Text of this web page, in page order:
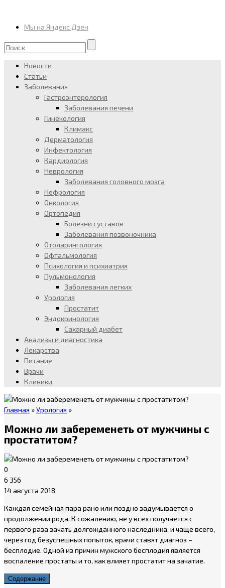
Мы на Яндекс Дзен
Новости
Статьи
Заболевания
Гастроэнтерология
Заболевания печени
Гинекология
Климакс
Дерматология
Инфектология
Кардиология
Неврология
Заболевания головного мозга
Нефрология
Онкология
Ортопедия
Болезни суставов
Заболевания позвоночника
Отоларингология
Офтальмология
Психология и психиатрия
Пульмонология
Заболевания легких
Урология
Простатит
Эндокринология
Сахарный диабет
Анализы и диагностика
Лекарства
Питание
Врачи
Клиники
Главная »Урология »
Можно ли забеременеть от мужчины с
простатитом?
0
6 356
14 августа 2018
Каждая семейная пара рано или поздно задумывается о
продолжении рода. К сожалению, не у всех получается с
первого раза зачать долгожданного наследника, и чаще всего,
через год безуспешных попыток, врачи ставят диагноз –
бесплодие. Одной из причин мужского бесплодия является
воспаление простаты и то, как влияет простатит на зачатие.
Содержание